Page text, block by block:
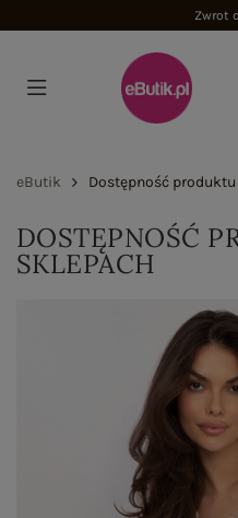
Zwrot
eButik Dostępność
DOSTĘPNOŚĆ
SKLEPACH